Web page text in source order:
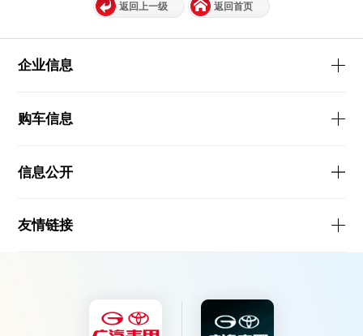
返回上一级 返回首页
企业信息
购车信息
信息公开
友情链接